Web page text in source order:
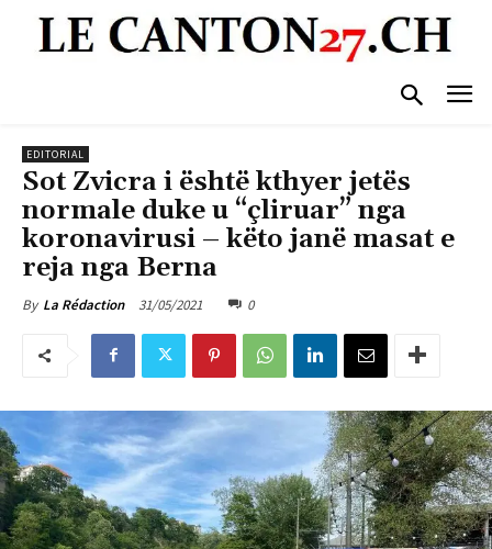
EDITORIAL
Sot Zvicra i është kthyer jetës
normale duke u “çliruar” nga
koronavirusi – këto janë masat e
reja nga Berna
By La Rédaction 31/05/2021 0